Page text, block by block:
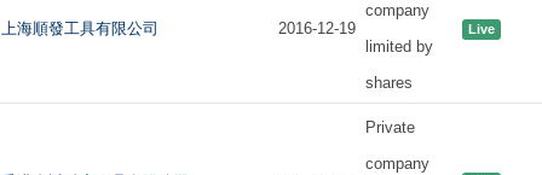
上海順發工具有限公司 2016-12-19
company
limited by
shares
Live
Private
company